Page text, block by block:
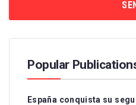
Popular
España conquista su